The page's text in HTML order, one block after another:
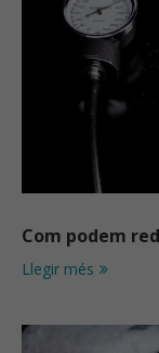
Com podem
Llegir més